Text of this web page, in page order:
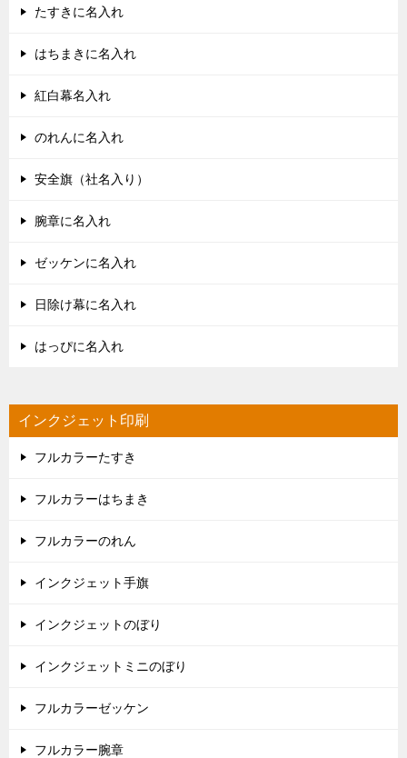
たすきに名入れ
はちまきに名入れ
紅白幕名入れ
のれんに名入れ
安全旗（社名入り）
腕章に名入れ
ゼッケンに名入れ
日除け幕に名入れ
はっぴに名入れ
インクジェット印刷
フルカラーたすき
フルカラーはちまき
フルカラーのれん
インクジェット手旗
インクジェットのぼり
インクジェットミニのぼり
フルカラーゼッケン
フルカラー腕章